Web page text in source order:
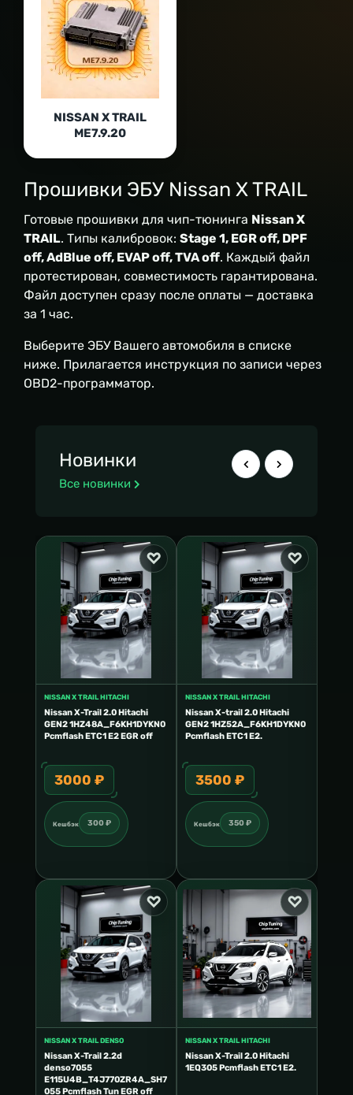
NISSAN X TRAIL
ME7.9.20
Прошивки ЭБУ Nissan X TRAIL
Готовые прошивки для чип-тюнинга Nissan X
TRAIL. Типы калибровок: Stage 1, EGR off, DPF
off, AdBlue off, EVAP off, TVA off. Каждый файл
протестирован, совместимость гарантирована.
Файл доступен сразу после оплаты — доставка
за 1 час.
Выберите ЭБУ Вашего автомобиля в списке
ниже. Прилагается инструкция по записи через
OBD2-программатор.
Новинки
Все новинки
NISSAN X TRAIL HITACHI
Nissan X-Trail 2.0 Hitachi
GEN2 1HZ48A_F6KH1DYKN0
Pcmflash ETC1 E2 EGR off
3000 ₽
Кешбэк 300 ₽
NISSAN X TRAIL HITACHI
Nissan X-trail 2.0 Hitachi
GEN2 1HZ52A_F6KH1DYKN0
Pcmflash ETC1 E2.
3500 ₽
Кешбэк 350 ₽
NISSAN X TRAIL DENSO
Nissan X-Trail 2.2d
denso7055
E115U4B_T4J770ZR4A_SH7
055 Pcmflash Tun EGR off
NISSAN X TRAIL HITACHI
Nissan X-Trail 2.0 Hitachi
1EQ305 Pcmflash ETC1 E2.